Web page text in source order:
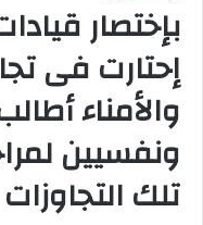
بإختصار
إحتارت فى
والأمناء
ونفسيين
تلك التجاوزات